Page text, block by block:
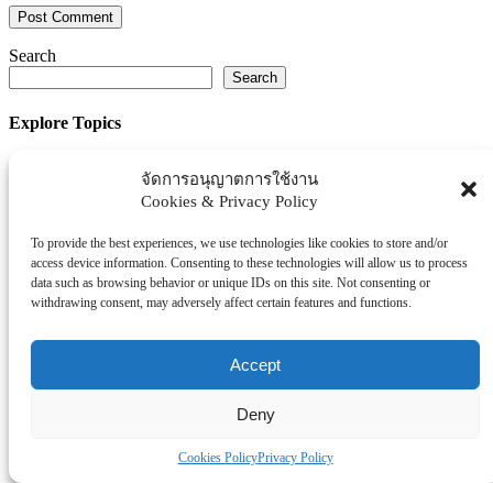
จัดการอนุญาตการใช้งาน
Cookies & Privacy Policy
To provide the best experiences, we use technologies like cookies to store and/or
access device information. Consenting to these technologies will allow us to process
data such as browsing behavior or unique IDs on this site. Not consenting or
withdrawing consent, may adversely affect certain features and functions.
Accept
Deny
Cookies PolicyPrivacy Policy
Search
Search
Explore Topics
Uncategorized
ธุรกิจ/ประกัน/การเงิน
บันเทิง/กีฬา
ภาครัฐ/ราชการ
โรงพยบาล/สุขภาพ/ความงาม